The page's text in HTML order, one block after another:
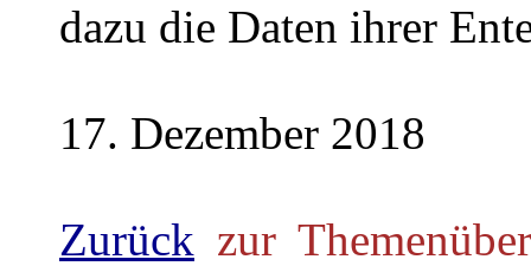
dazu die Daten ihrer
17. Dezember 2018
Zurück zur